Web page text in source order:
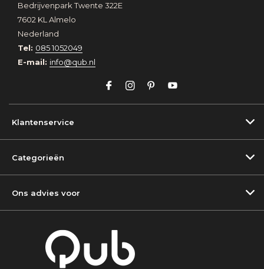
Bedrijvenpark Twente 322E
7602 KL Almelo
Nederland
Tel: 085 1052049
E-mail: info@qub.nl
Klantenservice
Categorieën
Ons advies voor